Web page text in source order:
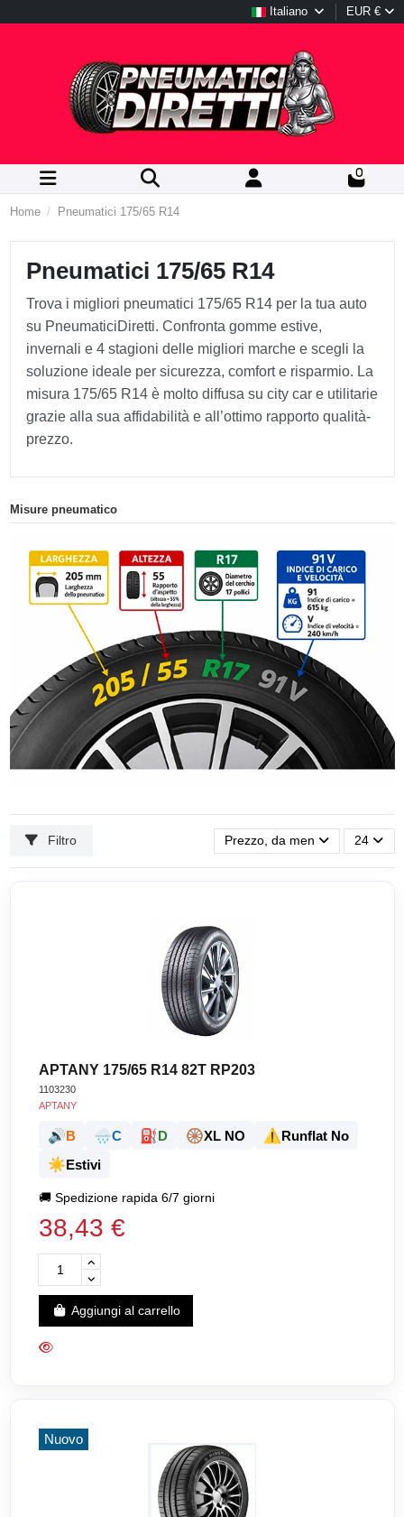
Italiano EUR €
0
Home Pneumatici 175/65 R14
Pneumatici 175/65 R14
Trova i migliori pneumatici 175/65 R14 per la tua auto
su PneumaticiDiretti. Confronta gomme estive,
invernali e 4 stagioni delle migliori marche e scegli la
soluzione ideale per sicurezza, comfort e risparmio. La
misura 175/65 R14 è molto diffusa su city car e utilitarie
grazie alla sua affidabilità e all’ottimo rapporto qualità-
prezzo.
Misure pneumatico
Filtro Prezzo, da meno caro a più
24
APTANY 175/65 R14 82T RP203
1103230
APTANY
🔊B 🌧️C ⛽D 🛞XL NO ⚠️Runflat No
☀️Estivi
🚚Spedizione rapida 6/7 giorni
38,43 €
Aggiungi al carrello
Nuovo